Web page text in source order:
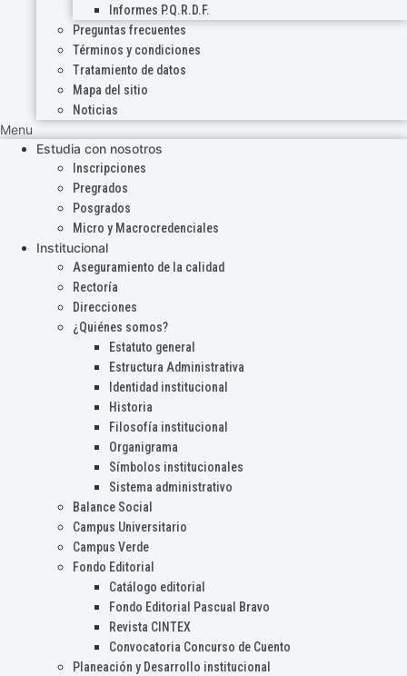
Informes P.Q.R.D.F.
Preguntas frecuentes
Términos y condiciones
Tratamiento de datos
Mapa del sitio
Noticias
Menu
Estudia con nosotros
Inscripciones
Pregrados
Posgrados
Micro y Macrocredenciales
Institucional
Aseguramiento de la calidad
Rectoría
Direcciones
¿Quiénes somos?
Estatuto general
Estructura Administrativa
Identidad institucional
Historia
Filosofía institucional
Organigrama
Símbolos institucionales
Sistema administrativo
Balance Social
Campus Universitario
Campus Verde
Fondo Editorial
Catálogo editorial
Fondo Editorial Pascual Bravo
Revista CINTEX
Convocatoria Concurso de Cuento
Planeación y Desarrollo institucional